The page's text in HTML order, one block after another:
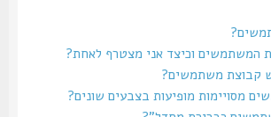
וכיצד אני מצטרף לאחת?
משתמשים?
מופיעות בצבעים שונים?